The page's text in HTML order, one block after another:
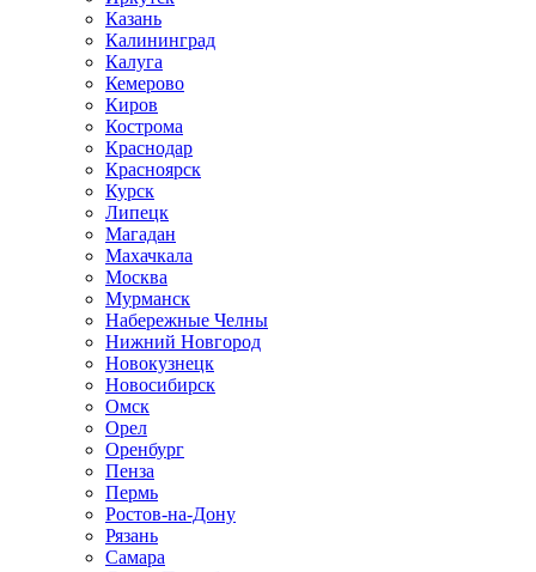
Казань
Калининград
Калуга
Кемерово
Киров
Кострома
Краснодар
Красноярск
Курск
Липецк
Магадан
Махачкала
Москва
Мурманск
Набережные Челны
Нижний Новгород
Новокузнецк
Новосибирск
Омск
Орел
Оренбург
Пенза
Пермь
Ростов-на-Дону
Рязань
Самара